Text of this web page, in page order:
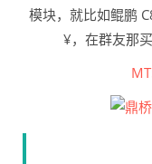
模块，就比如鲲鹏
¥，在群友那